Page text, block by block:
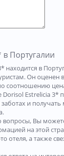
Португалии
находится в
Он оценен
соотношению
Dorisol Estrelicia 3*
заботах и
вопросы, Вы
на этой
отеля, а также